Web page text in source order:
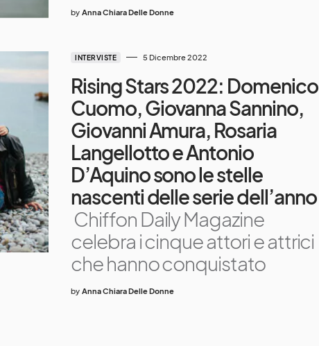
by Anna Chiara Delle Donne
INTERVISTE 5 Dicembre 2022
Rising Stars 2022: Domenico
Cuomo, Giovanna Sannino,
Giovanni Amura, Rosaria
Langellotto e Antonio
D’Aquino sono le stelle
nascenti delle serie dell’anno
Chiffon Daily Magazine
celebra i cinque attori e attrici
che hanno conquistato
by Anna Chiara Delle Donne